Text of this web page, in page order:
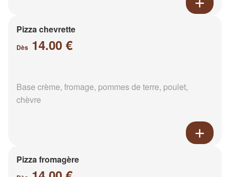
Pizza chevrette
Dès 14.00 €
Base crème, fromage, pommes de terre, poulet,
chèvre
Pizza fromagère